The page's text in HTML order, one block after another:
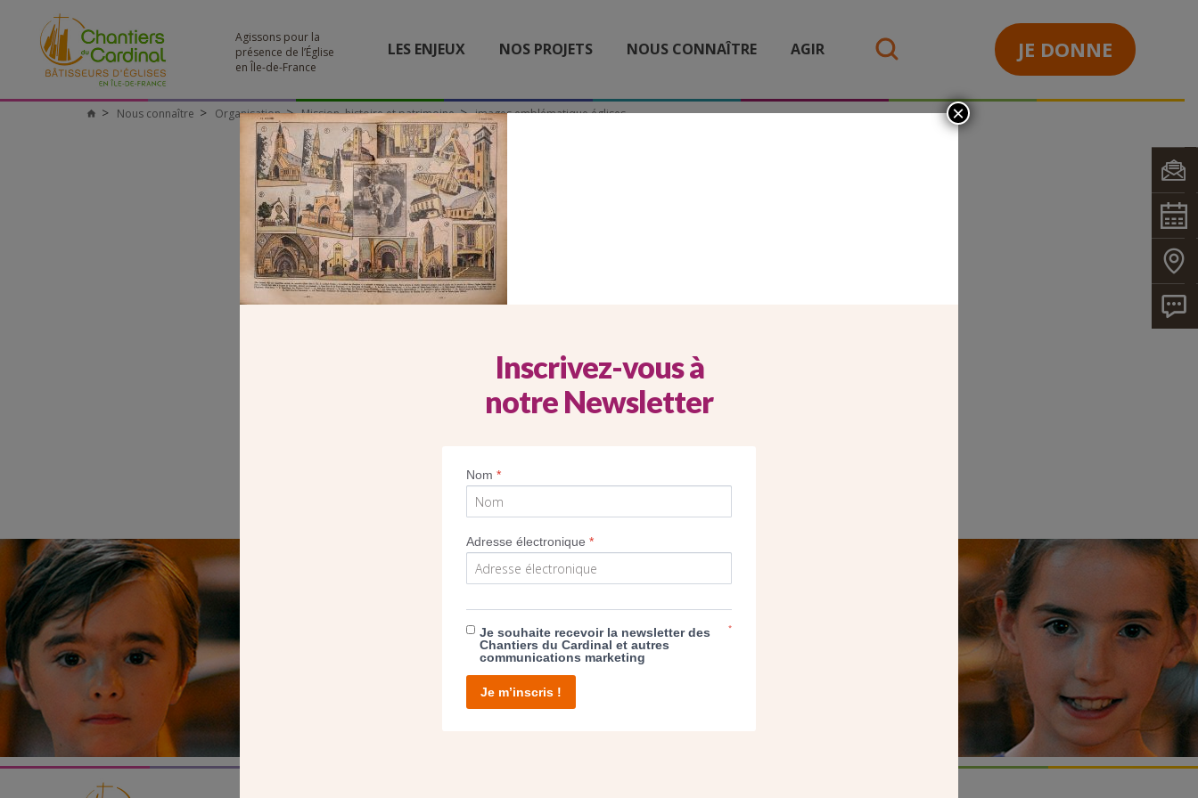
Agissons pour la
présence de l’Église
en Île-de-France
LES ENJEUX NOS PROJETS NOUS CONNAÎTRE AGIR JE DONNE
Chantiers
Nous connaître Organisation Mission, histoire et patrimoine images emblématique églises
IMAGES EMBLÉMATIQUE ÉGLISES
SEUL VOTRE DON
NOUS PERMET D’AGIR
Inscrivez-vous à
notre Newsletter
Nom*
Adresse électronique*
Je souhaite recevoir la newsletter des
Chantiers du Cardinal et autres
communications marketing
*
Je m’inscris !
×